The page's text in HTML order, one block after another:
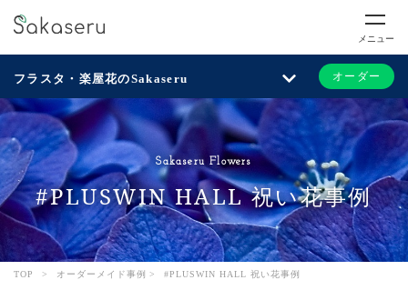
メニュー
フラスタ・楽屋花のSakaseru オーダー
Sakaseru Flowers
#PLUSWIN HALL 祝い花事例
TOP > オーダーメイド事例 > #PLUSWIN HALL 祝い花事例